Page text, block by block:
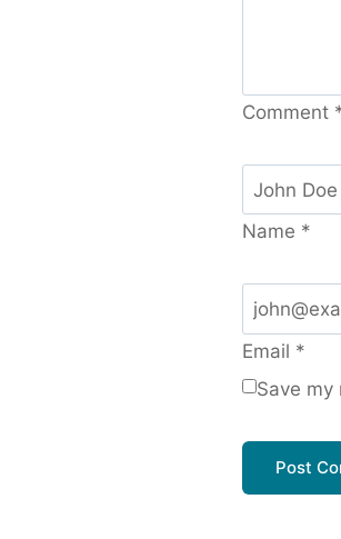
Comment
Name *
Email *
Save